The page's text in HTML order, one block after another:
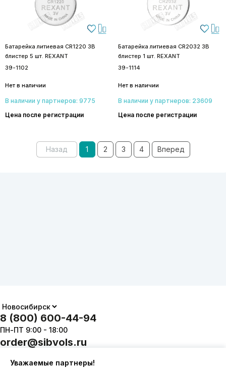
Батарейка литиевая CR1220 3В
блистер 5 шт. REXANT
39-1102
Нет в наличии
В наличии у партнеров: 9775
Цена после регистрации
Батарейка литиевая CR2032 3В
блистер 1 шт. REXANT
39-1114
Нет в наличии
В наличии у партнеров: 23609
Цена после регистрации
Назад 1 2 3 4 Вперед
Уважаемые партнеры!
8 (800) 600-44-94
ПН-ПТ 9:00 - 18:00
order@sibvols.ru
О компании